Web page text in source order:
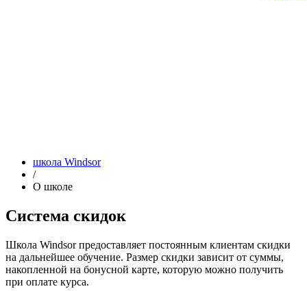
школа Windsor
/
О школе
Система скидок
Школа Windsor предоставляет постоянным клиентам скидки
на дальнейшее обучение. Размер скидки зависит от суммы,
накопленной на бонусной карте, которую можно получить
при оплате курса.